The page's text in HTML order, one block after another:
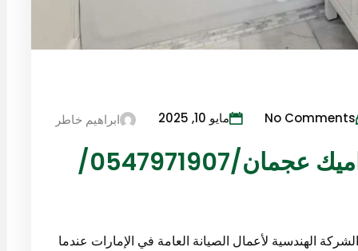
ابراهيم خاطر مايو 10, 2025 No Comments
شركات ترميم وتركيب سيراميك عجمان/0547971907/
الهندسية لأعمال الصيانة العامة في الإمارات عندما